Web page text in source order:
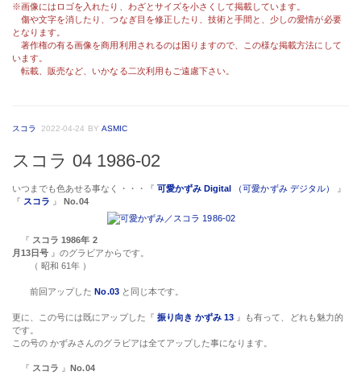
※画像にはロゴを入れたり、わざとサイズを小さくして掲載しています。
傷や文字を消したり、つなぎ目を修正したり、技術と手間と、少しの愛情が必要
となります。
著作権の有る画像を商用利用されるのは困りますので、この様な掲載方法にして
います。
転載、販売など、いかなる二次利用もご遠慮下さい。
スコラ 2022-04-24 BY ASMIC
スコラ 04 1986-02
いつまでも色あせる事なく・・・『 可愛かずみ Digital （可愛かずみ デジタル）
』
『 スコラ 』No.04
『 スコラ 1986年 2
月13日号 』のグラビアからです。
（ 昭和 61年 ）
前回アップしたNo.03と同じ本です。
更に、この号には既にアップした『 振り向き かずみ 13 』も有って、どれも魅力的
です。
この号の かずみさんのグラビアは全てアップした事になります。
『 スコラ 』No.04